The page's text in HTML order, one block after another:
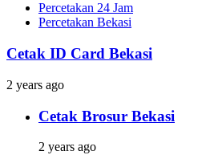
Percetakan 24 Jam
Percetakan Bekasi
Cetak ID Card Bekasi
2 years ago
Cetak Brosur Bekasi
2 years ago